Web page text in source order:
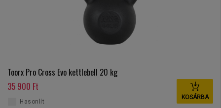
Toorx Pro Cross Evo kettlebell 20 kg
35 900 Ft
KOSÁRBA
Hasonlít